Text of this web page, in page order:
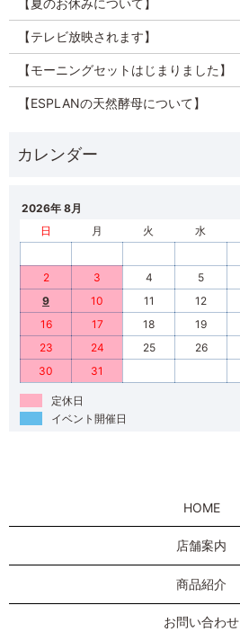
【夏のお休みについて】
【テレビ放映されます】
【モーニングセットはじまりました】
【ESPLANの天然酵母について】
2026年 8月
日
月 火 水
2
3 4 5
9
10 11 12
16
17 18 19
23
24 25 26
30
31
定休日
イベント開催日
HOME
店舗案内
商品紹介
お問い合わせ